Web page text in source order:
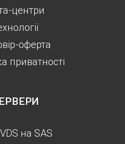
центри
оферта
приватності
на SAS